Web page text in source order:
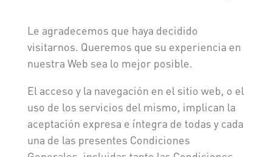
Le agradecemos que haya decidido
visitarnos. Queremos que su experiencia en
nuestra Web sea lo mejor posible.
El acceso y la navegación en el sitio web, o el
uso de los servicios del mismo, implican la
aceptación expresa e íntegra de todas y cada
una de las presentes Condiciones